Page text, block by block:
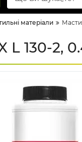
матеріали
130-2,